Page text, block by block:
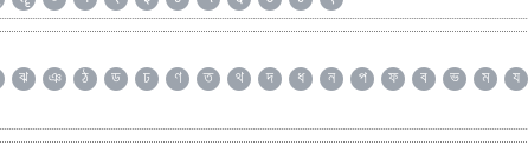
ঝ ঞ ঠ ড ঢ ণ ত থ দ ধ ন প ফ ব ভ ম য